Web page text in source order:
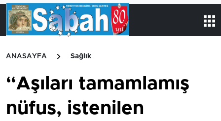
ANASAYFA Sağlık
“Aşıları tamamlamış
nüfus, istenilen